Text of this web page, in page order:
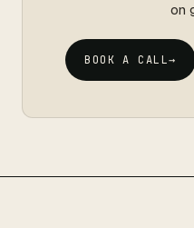
on
BOOK A CALL→